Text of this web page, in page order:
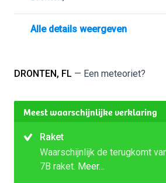
Alle details weergeven
DRONTEN, FL — Een meteoriet?
Meest waarschijnlijke verklaring
Raket
Waarschijnlijk de terugkomt
7B raket. Meer…